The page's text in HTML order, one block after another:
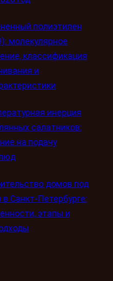
полиэтилен
молекулярное
классификация
и
инерция
салатников:
на подачу
домов под
в Санкт-Петербурге:
этапы и